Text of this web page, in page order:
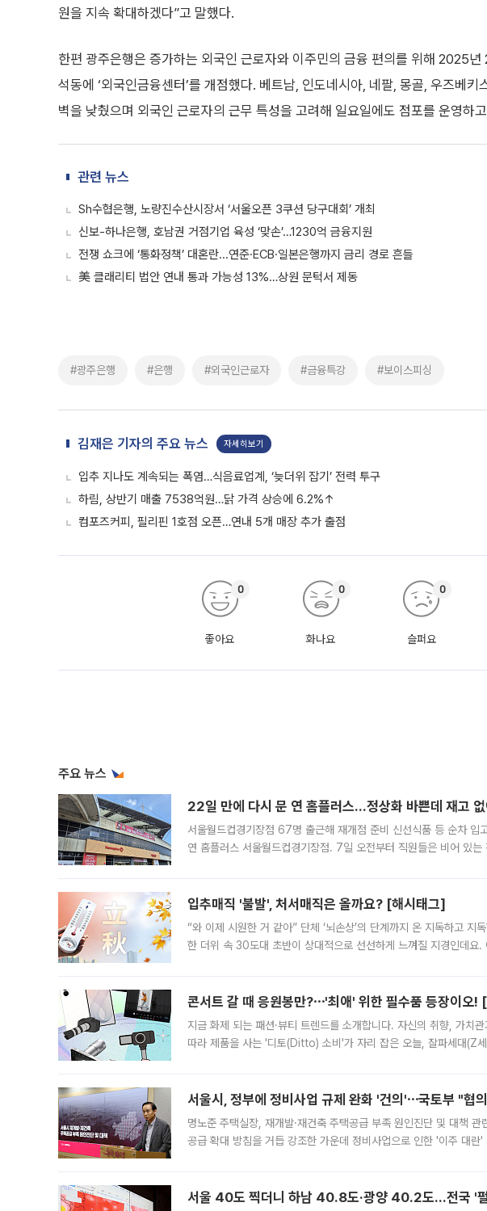
원을 지속 확대하겠다”고 말했다.
한편 광주은행은 증가하는 외국인 근로자와 이주민의 금융 편의를 위해 2025년
석동에 ‘외국인금융센터’를 개점했다. 베트남, 인도네시아, 네팔, 몽골, 우즈베
벽을 낮췄으며 외국인 근로자의 근무 특성을 고려해 일요일에도 점포를 운영하고
관련 뉴스
Sh수협은행, 노량진수산시장서 ‘서울오픈 3쿠션 당구대회’ 개최
신보-하나은행, 호남권 거점기업 육성 ‘맞손’…1230억 금융지원
전쟁 쇼크에 ‘통화정책’ 대혼란...연준·ECB·일본은행까지 금리 경로 흔들
美 클래리티 법안 연내 통과 가능성 13%…상원 문턱서 제동
#광주은행 #은행 #외국인근로자 #금융특강 #보이스피싱
김재은 기자의 주요 뉴스 자세히보기
입추 지나도 계속되는 폭염…식음료업계, ‘늦더위 잡기’ 전력 투구
하림, 상반기 매출 7538억원…닭 가격 상승에 6.2%↑
컴포즈커피, 필리핀 1호점 오픈…연내 5개 매장 추가 출점
좋아요
0
화나요
0
슬퍼요
0
주요 뉴스
22일 만에 다시 문 연 홈플러스…정상화 바쁜데 재고 없
서울월드컵경기장점 67명 출근해 재개점 준비 신선식품 등 순차
연 홈플러스 서울월드컵경기장점. 7일 오전부터 직원들은 비어 있
입추매직 '불발', 처서매직은 올까요? [해시태그]
“와 이제 시원한 거 같아” 단체 ‘뇌손상’의 단계까지 온 지독하고
한 더위 속 30도대 초반이 상대적으로 선선하게 느껴질 지경인데요
콘서트 갈 때 응원봉만?⋯'최애' 위한 필수품 등장이오!
지금 화제 되는 패션·뷰티 트렌드를 소개합니다. 자신의 취향, 가치
따라 제품을 사는 '디토(Ditto) 소비'가 자리 잡은 오늘, 잘파세대(Z
서울시, 정부에 정비사업 규제 완화 '건의'⋯국토부 "협
명노준 주택실장, 재개발·재건축 주택공급 부족 원인진단 및 대책
공급 확대 방침을 거듭 강조한 가운데 정비사업으로 인한 '이주 대란
서울 40도 찍더니 하남 40.8도·광양 40.2도…전국 '